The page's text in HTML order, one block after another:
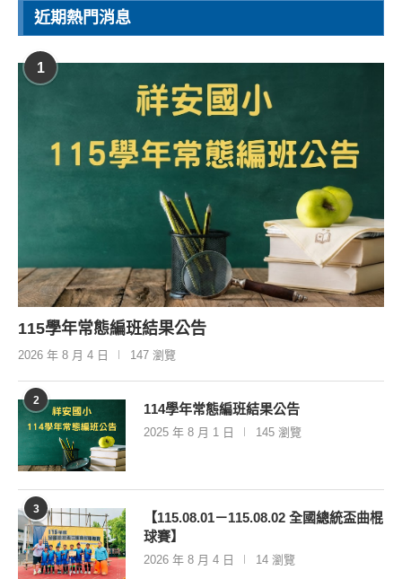
近期熱門消息
1
115學年常態編班結果公告
2026 年 8 月 4 日 147 瀏覽
2
114學年常態編班結果公告
2025 年 8 月 1 日 145 瀏覽
3
【115.08.01－115.08.02 全國總統盃曲棍
球賽】
2026 年 8 月 4 日 14 瀏覽